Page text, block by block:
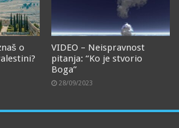
o
VIDEO – Neispravnost
pitanja: “Ko je stvorio
Boga”
28/09/2023